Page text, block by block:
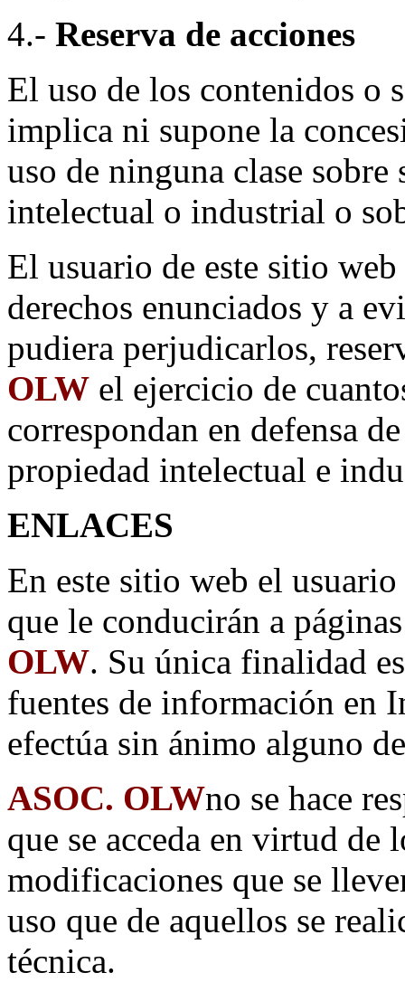
4.- Reserva de acciones
El uso de los contenidos o
implica ni supone la
uso de ninguna clase sobre
intelectual o industrial o
El usuario de este sitio
derechos enunciados y a
pudiera perjudicarlos,
OLW el ejercicio de
correspondan en defensa
propiedad intelectual e
ENLACES
En este sitio web el
que le conducirán a
OLW. Su única finalidad
fuentes de información en
efectúa sin ánimo alguno
ASOC. OLWno se hace
que se acceda en virtud de
modificaciones que se
uso que de aquellos se
técnica.